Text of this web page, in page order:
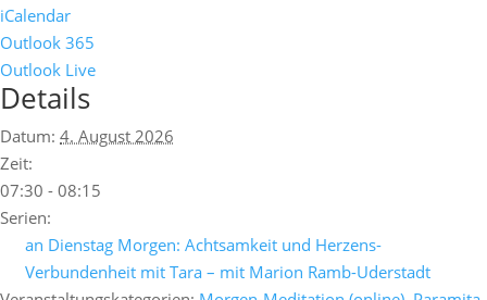
iCalendar
Outlook 365
Outlook Live
Details
Datum: 4. August 2026
Zeit:
07:30 - 08:15
Serien:
an Dienstag Morgen: Achtsamkeit und Herzens-
Verbundenheit mit Tara – mit Marion Ramb-Uderstadt